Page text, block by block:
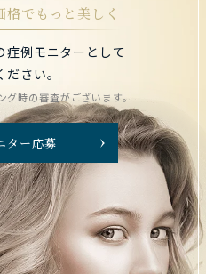
でもっと美しく
症例モニターとして
ださい。
グ時の審査がございます。
ター応募